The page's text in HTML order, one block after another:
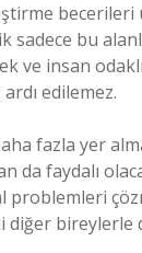
bu
ve insan
edilemez.
fazla yer
da faydalı
problemleri
diğer